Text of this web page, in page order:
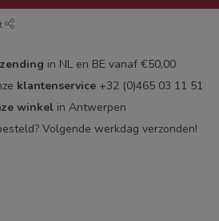
in NL en BE vanaf €50,00
klantenservice +32 (0)465 03 11 51
winkel in Antwerpen
Volgende werkdag verzonden!